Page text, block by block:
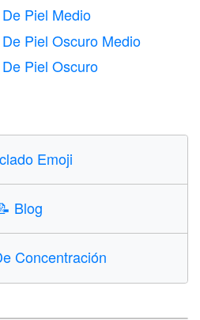
Piel Medio
Piel Oscuro Medio
Piel Oscuro
Emoji
Blog
Concentración